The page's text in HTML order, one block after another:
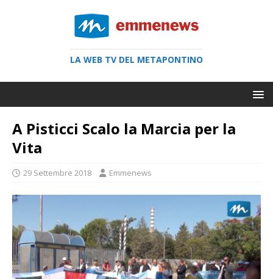
LA WEB TV DEL METAPONTINO
A Pisticci Scalo la Marcia per la
Vita
29 Settembre 2018 Emmenews